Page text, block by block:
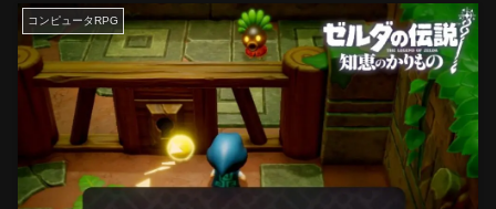
コンピュータRPG